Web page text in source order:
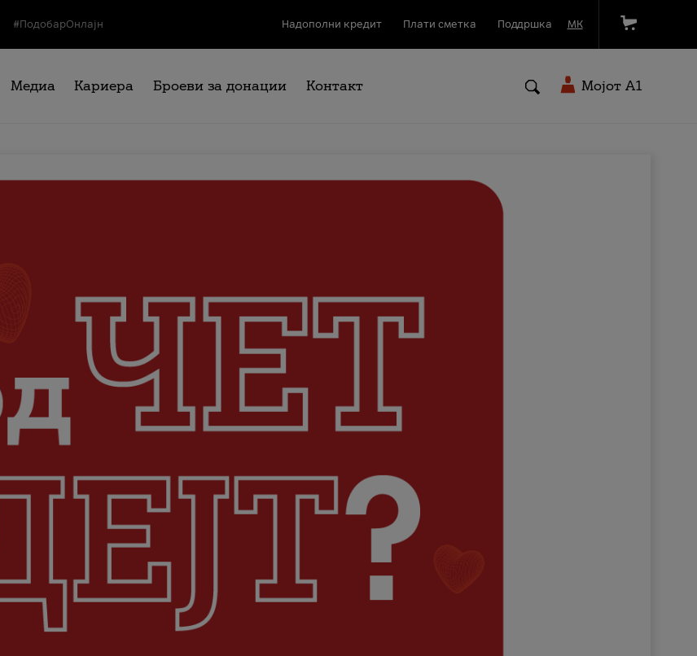
#ПодобарОнлајн Надополни кредит Плати сметка Поддршка МК
Медиа Кариера Броеви за донации Контакт Мојот A1